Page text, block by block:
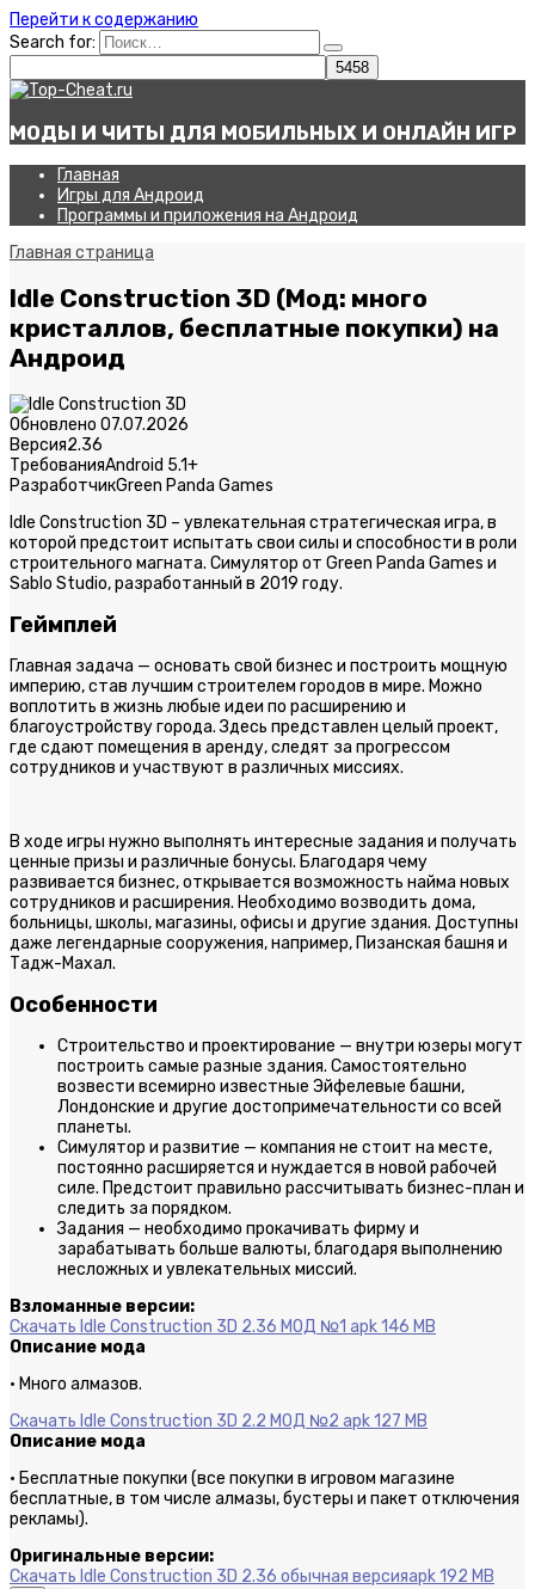
Перейти к содержанию
Search for:
МОДЫ И ЧИТЫ ДЛЯ МОБИЛЬНЫХ И ОНЛАЙН ИГР
Главная
Игры для Андроид
Программы и приложения на Андроид
Главная страница
Idle Construction 3D (Мод: много
кристаллов, бесплатные покупки) на
Андроид
Обновлено 07.07.2026
Версия2.36
ТребованияAndroid 5.1+
РазработчикGreen Panda Games
Idle Construction 3D – увлекательная стратегическая игра, в
которой предстоит испытать свои силы и способности в роли
строительного магната. Симулятор от Green Panda Games и
Sablo Studio, разработанный в 2019 году.
Геймплей
Главная задача — основать свой бизнес и построить мощную
империю, став лучшим строителем городов в мире. Можно
воплотить в жизнь любые идеи по расширению и
благоустройству города. Здесь представлен целый проект,
где сдают помещения в аренду, следят за прогрессом
сотрудников и участвуют в различных миссиях.
В ходе игры нужно выполнять интересные задания и получать
ценные призы и различные бонусы. Благодаря чему
развивается бизнес, открывается возможность найма новых
сотрудников и расширения. Необходимо возводить дома,
больницы, школы, магазины, офисы и другие здания. Доступны
даже легендарные сооружения, например, Пизанская башня и
Тадж-Махал.
Особенности
Строительство и проектирование — внутри юзеры могут
построить самые разные здания. Самостоятельно
возвести всемирно известные Эйфелевые башни,
Лондонские и другие достопримечательности со всей
планеты.
Симулятор и развитие — компания не стоит на месте,
постоянно расширяется и нуждается в новой рабочей
силе. Предстоит правильно рассчитывать бизнес-план и
следить за порядком.
Задания — необходимо прокачивать фирму и
зарабатывать больше валюты, благодаря выполнению
несложных и увлекательных миссий.
Взломанные версии:
Скачать Idle Construction 3D 2.36 МОД №1 apk 146 MB
Описание мода
· Много алмазов.
Скачать Idle Construction 3D 2.2 МОД №2 apk 127 MB
Описание мода
· Бесплатные покупки (все покупки в игровом магазине
бесплатные, в том числе алмазы, бустеры и пакет отключения
рекламы).
Оригинальные версии:
Скачать Idle Construction 3D 2.36 обычная версияapk 192 MB